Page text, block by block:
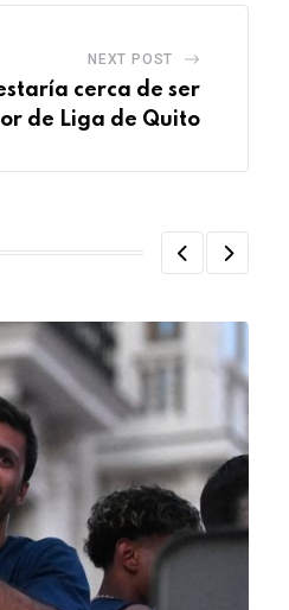
NEXT POST
cerca de ser
de Liga de Quito